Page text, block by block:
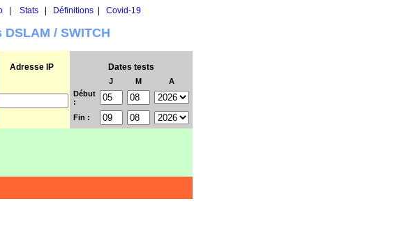
| Stats| Définitions| Covid-19
/ SWITCH
Adresse IP Dates tests
J M
A
Début
:
Fin :